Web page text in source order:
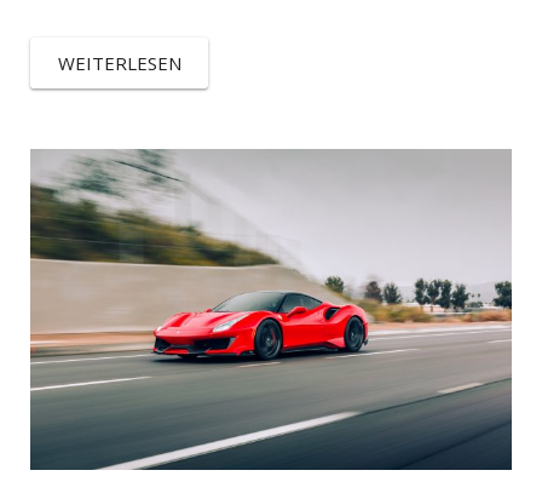
WEITERLESEN